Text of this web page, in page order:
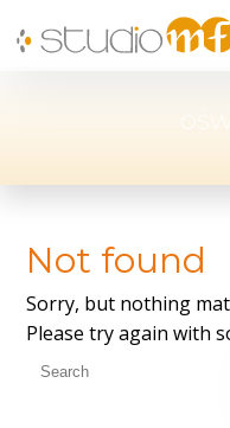
Not found
Sorry, but nothing
Please try again with